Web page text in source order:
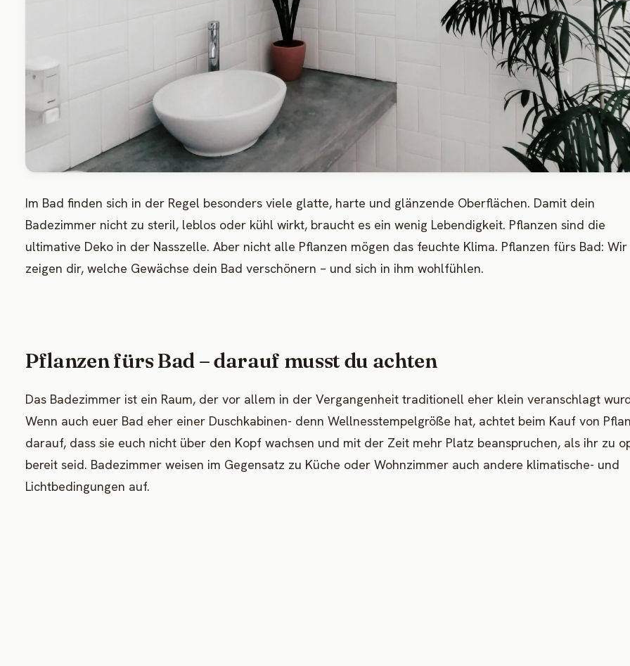
Im Bad finden sich in der Regel besonders viele glatte, harte und glänzende Oberflächen. Damit dein
Badezimmer nicht zu steril, leblos oder kühl wirkt, braucht es ein wenig Lebendigkeit. Pflanzen sind die
ultimative Deko in der Nasszelle. Aber nicht alle Pflanzen mögen das feuchte Klima. Pflanzen fürs Bad: Wir
zeigen dir, welche Gewächse dein Bad verschönern – und sich in ihm wohlfühlen.
Pflanzen fürs Bad – darauf musst du achten
Das Badezimmer ist ein Raum, der vor allem in der Vergangenheit traditionell eher klein veranschlagt
Wenn auch euer Bad eher einer Duschkabinen- denn Wellnesstempelgröße hat, achtet beim Kauf von
darauf, dass sie euch nicht über den Kopf wachsen und mit der Zeit mehr Platz beanspruchen, als ihr zu
bereit seid. Badezimmer weisen im Gegensatz zu Küche oder Wohnzimmer auch andere klimatische- und
Lichtbedingungen auf.